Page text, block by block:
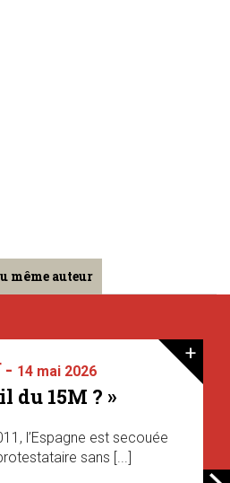
même auteur
- 14 mai 2026
du 15M ? »
l’Espagne est secouée
sans [...]
+